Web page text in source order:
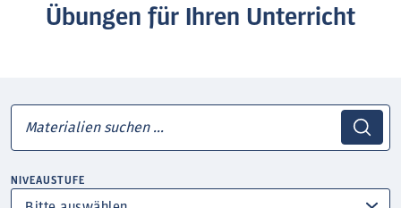
Übungen für Ihren Unterricht
NIVEAUSTUFE